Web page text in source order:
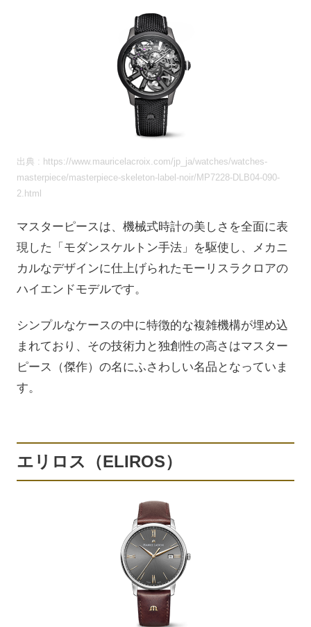
出典 : https://www.mauricelacroix.com/jp_ja/watches/watches-
masterpiece/masterpiece-skeleton-label-noir/MP7228-DLB04-090-
2.html
マスターピースは、機械式時計の美しさを全面に表
現した「モダンスケルトン手法」を駆使し、メカニ
カルなデザインに仕上げられたモーリスラクロアの
ハイエンドモデルです。
シンプルなケースの中に特徴的な複雑機構が埋め込
まれており、その技術力と独創性の高さはマスター
ピース（傑作）の名にふさわしい名品となっていま
す。
エリロス（ELIROS）